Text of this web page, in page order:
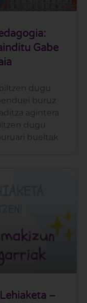
Gabe
dugu
buruz
agintera
dugu
bueltak
–